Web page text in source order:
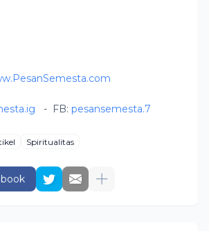
- FB: pesansemesta.7
Spiritualitas